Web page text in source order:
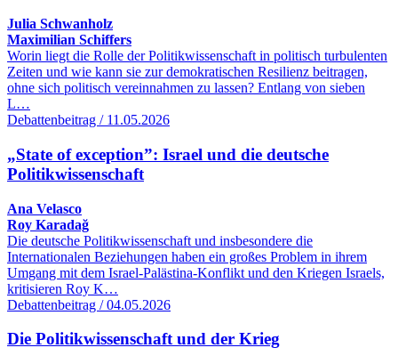
Julia Schwanholz
Maximilian Schiffers
Worin liegt die Rolle der Politikwissenschaft in politisch turbulenten
Zeiten und wie kann sie zur demokratischen Resilienz beitragen,
ohne sich politisch vereinnahmen zu lassen? Entlang von sieben
L…
Debattenbeitrag / 11.05.2026
„State of exception”: Israel und die deutsche
Politikwissenschaft
Ana Velasco
Roy Karadağ
Die deutsche Politikwissenschaft und insbesondere die
Internationalen Beziehungen haben ein großes Problem in ihrem
Umgang mit dem Israel-Palästina-Konflikt und den Kriegen Israels,
kritisieren Roy K…
Debattenbeitrag / 04.05.2026
Die Politikwissenschaft und der Krieg